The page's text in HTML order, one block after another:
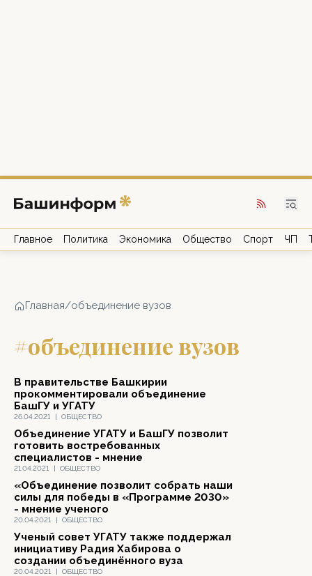
Главное Политика Экономика Общество Спорт ЧП
Главная/объединение вузов
#объединение вузов
26.04.2021 | ОБЩЕСТВО
В правительстве Башкирии
прокомментировали объединение
БашГУ и УГАТУ
21.04.2021 | ОБЩЕСТВО
Объединение УГАТУ и БашГУ позволит
готовить востребованных
специалистов - мнение
20.04.2021 | ОБЩЕСТВО
«Объединение позволит собрать наши
силы для победы в «Программе 2030»
- мнение ученого
20.04.2021 | ОБЩЕСТВО
Ученый совет УГАТУ также поддержал
инициативу Радия Хабирова о
создании объединённого вуза